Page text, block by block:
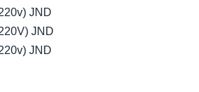
JND
JND
JND